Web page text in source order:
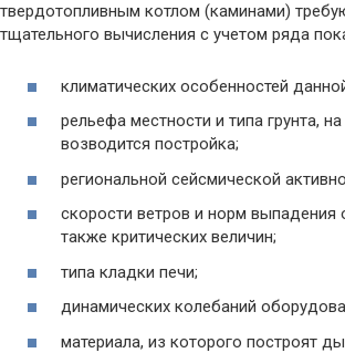
твердотопливным котлом (каминами)
тщательного вычисления с учетом ряда
климатических особенностей
рельефа местности и типа грунта,
возводится постройка;
региональной сейсмической
скорости ветров и норм выпадения
также критических величин;
типа кладки печи;
динамических колебаний
материала, из которого построят